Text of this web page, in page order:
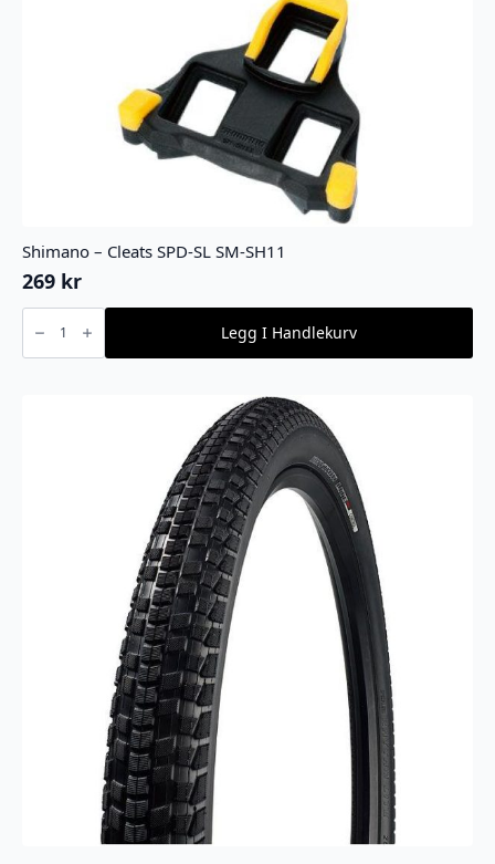
Shimano – Cleats SPD-SL SM-SH11
269 kr
Shimano
Cleats
SPD-
Legg I Handlekurv